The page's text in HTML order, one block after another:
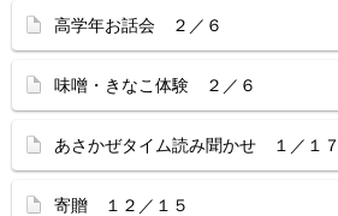
高学年お話会 ２／６
味噌・きなこ体験 ２／６
あさかぜタイム読み聞かせ １／１７
寄贈 １２／１５